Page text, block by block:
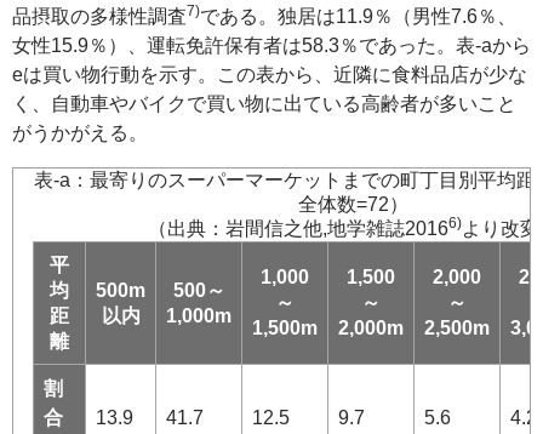
品摂取の多様性調査7)である。独居は11.9％（男性7.6％、
女性15.9％）、運転免許保有者は58.3％であった。表-aから
eは買い物行動を示す。この表から、近隣に食料品店が少な
く、自動車やバイクで買い物に出ている高齢者が多いこと
がうかがえる。
表-a：最寄りのスーパーマーケットまでの町丁目別平均距
全体数=72）
（出典：岩間信之他,地学雑誌20166)より改変
平
均
距
離
500m
以内
500～
1,000m
1,000
～
1,500m
1,500
～
2,000m
2,000
～
2,500m
割
合
13.9 41.7 12.5 9.7 5.6 4.2